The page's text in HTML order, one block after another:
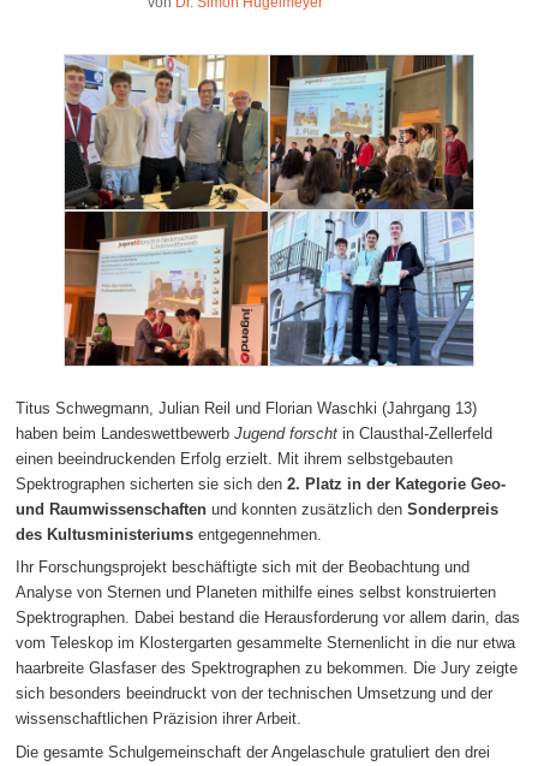
Titus Schwegmann, Julian Reil und Florian Waschki (Jahrgang 13)
haben beim LandeswettbewerbJugend forscht in Clausthal-Zellerfeld
einen beeindruckenden Erfolg erzielt. Mit ihrem selbstgebauten
Spektrographen sicherten sie sich den2. Platz in der Kategorie Geo-
und Raumwissenschaften und konnten zusätzlich denSonderpreis
des Kultusministeriums entgegennehmen.
Ihr Forschungsprojekt beschäftigte sich mit der Beobachtung und
Analyse von Sternen und Planeten mithilfe eines selbst konstruierten
Spektrographen. Dabei bestand die Herausforderung vor allem darin, das
vom Teleskop im Klostergarten gesammelte Sternenlicht in die nur etwa
haarbreite Glasfaser des Spektrographen zu bekommen. Die Jury zeigte
sich besonders beeindruckt von der technischen Umsetzung und der
wissenschaftlichen Präzision ihrer Arbeit.
Die gesamte Schulgemeinschaft der Angelaschule gratuliert den drei